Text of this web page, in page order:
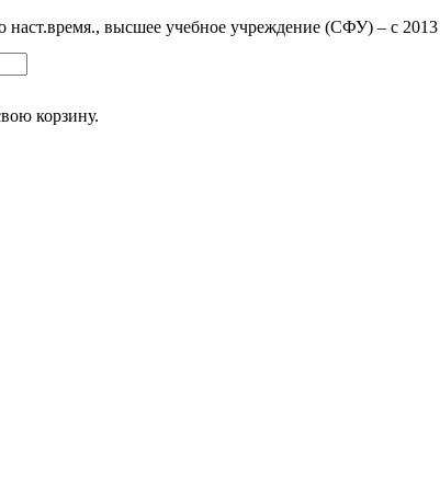
корзину.
высшее учебное учреждение (СФУ) – с